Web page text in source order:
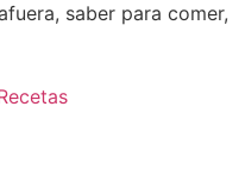
saber para comer,